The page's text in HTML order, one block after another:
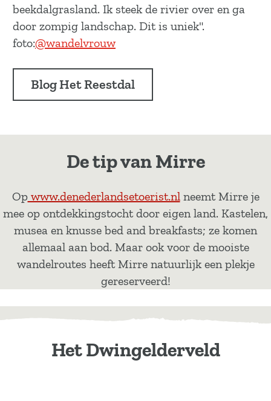
beekdalgrasland. Ik steek de rivier over en ga
door zompig landschap. Dit is uniek".
foto:@wandelvrouw
Blog Het Reestdal
De tip van Mirre
Opwww.denederlandsetoerist.nlneemt Mirre je
mee op ontdekkingstocht door eigen land. Kastelen,
musea en knusse bed and breakfasts; ze komen
allemaal aan bod. Maar ook voor de mooiste
wandelroutes heeft Mirre natuurlijk een plekje
gereserveerd!
Het Dwingelderveld